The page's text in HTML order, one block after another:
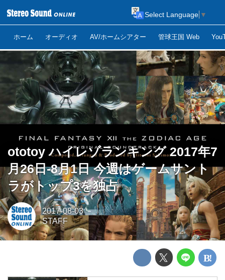
ホーム オーディオ AV/ホームシアター 管球王国 Web
Select Language ▼
ototoy ハイレゾランキング 2017年7
月26日-8月1日 今週はゲームサント
ラがトップ3を独占
2017-08-03
STAFF